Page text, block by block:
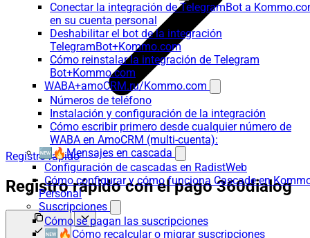
Conectar la integración de TelegramBot a
en su cuenta personal
Deshabilitar el bot de la integración
TelegramBot+Kommo.com
Cómo reinstalar la integración de Telegram
Bot+Kommo.com
WABA+amoCRM.ru/Kommo.com
Números de teléfono
Instalación y configuración de la integración
Cómo escribir primero desde cualquier número de
WABA en AmoCRM (multi-cuenta):
🆕🔥Mensajes en cascada
Configuración de cascadas en RadistWeb
Cómo configurar y cómo funciona Cascade en
Personal
Suscripciones
Cómo se pagan las suscripciones
🆕🔥Cómo recalcular o migrar suscripciones
Registro rápido
Registro rápido con el pago 360dialog